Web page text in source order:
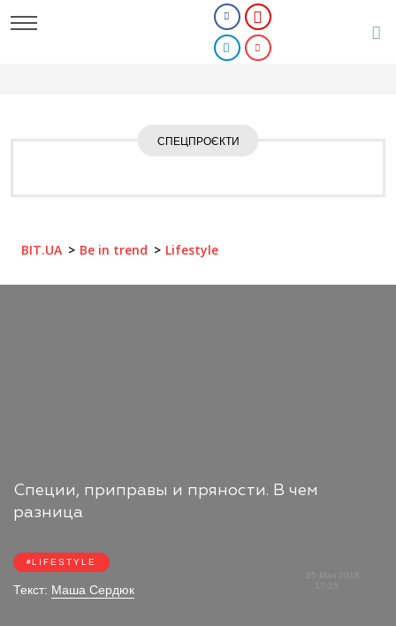
СПЕЦПРОЄКТИ
BIT.UA Be in trend Lifestyle
Специи, приправы и пряности. В чем
разница
LIFESTYLE
Текст: Маша Сердюк
25 Мая 2018
17:15